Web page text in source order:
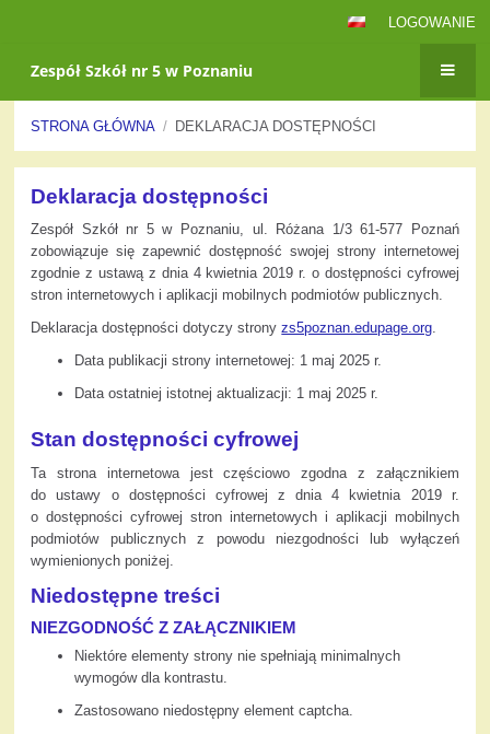
LOGOWANIE
Zespół Szkół nr 5 w Poznaniu
STRONA GŁÓWNA / DEKLARACJA DOSTĘPNOŚCI
Deklaracja
dostępności
Deklaracja dostępności
Zespół Szkół nr 5 w Poznaniu, ul. Różana 1/3 61-577 Poznań
zobowiązuje się zapewnić dostępność swojej strony internetowej
zgodnie z ustawą z dnia 4 kwietnia 2019 r. o dostępności cyfrowej
stron internetowych i aplikacji mobilnych podmiotów publicznych.
Deklaracja dostępności dotyczy stronyzs5poznan.edupage.org.
Data publikacji strony internetowej: 1 maj 2025 r.
Data ostatniej istotnej aktualizacji: 1 maj 2025 r.
Stan dostępności cyfrowej
Ta strona internetowa jest częściowo zgodna z załącznikiem
do ustawy o dostępności cyfrowej z dnia 4 kwietnia 2019 r.
o dostępności cyfrowej stron internetowych i aplikacji mobilnych
podmiotów publicznych z powodu niezgodności lub wyłączeń
wymienionych poniżej.
Niedostępne treści
NIEZGODNOŚĆ Z ZAŁĄCZNIKIEM
Niektóre elementy strony nie spełniają minimalnych
wymogów dla kontrastu.
Zastosowano niedostępny element captcha.